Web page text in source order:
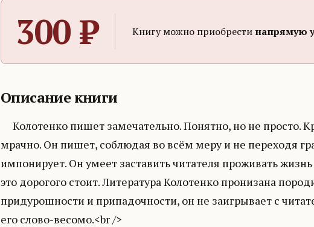
300 ₽ Книгу можно приобрести напрямую
Описание книги
Колотенко пишет замечательно. Понятно, но не просто.
мрачно. Он пишет, соблюдая во всём меру и не переходя
импонирует. Он умеет заставить читателя проживать
это дорогого стоит. Литература Колотенко пронизана
придурошности и припадочности, он не заигрывает с
его слово-весомо.<br />